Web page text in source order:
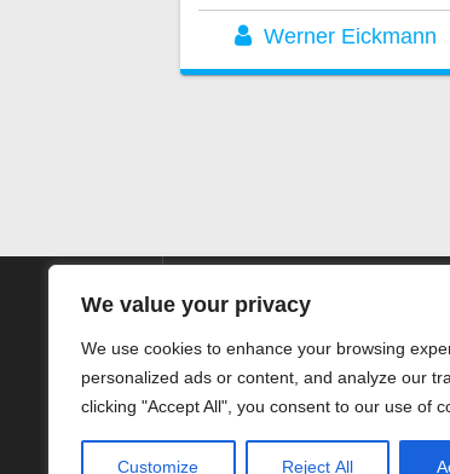
We value your privacy
We use cookies to enhance your browsing
personalized ads or content, and analyze our
clicking "Accept All", you consent to our use of
Customize Reject All
Werner Eickmann
SIEG HörTechnic GmbH
Steinstrasse 10
32052 Herford